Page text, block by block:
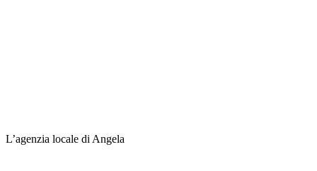
L’agenzia locale di Angela